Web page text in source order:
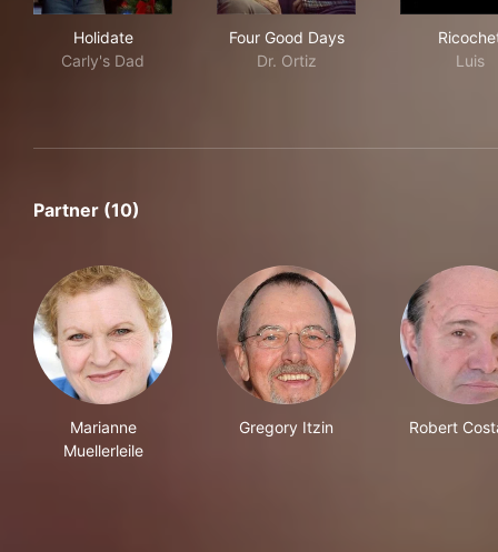
Holidate
Carly's Dad
Four Good Days
Dr. Ortiz
Luis
Partner (10)
Marianne
Muellerleile
Gregory Itzin Robert